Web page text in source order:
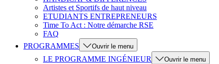
Artistes et Sportifs de haut niveau
ETUDIANTS ENTREPRENEURS
Time To Act : Notre démarche RSE
FAQ
PROGRAMMES
Ouvrir le menu
LE PROGRAMME INGÉNIEUR Ouvrir le menu